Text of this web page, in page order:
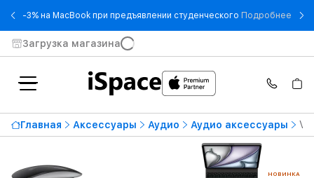
-3% на MacBook при предъявлении студенческого Подробнее - -
Загрузка магазина
Главная Аксессуары Аудио Аудио аксессуары
НОВИНКА